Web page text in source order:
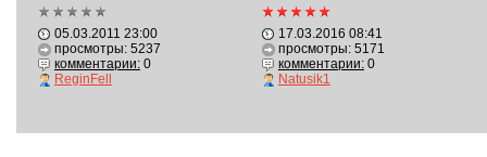
05.03.2011 23:00
просмотры: 5237
комментарии:0
ReginFell
17.03.2016 08:41
просмотры: 5171
комментарии:0
Natusik1